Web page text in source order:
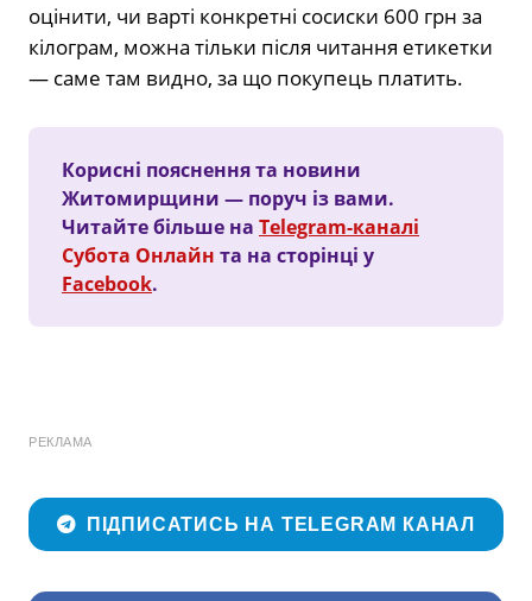
оцінити, чи варті конкретні сосиски 600 грн за
кілограм, можна тільки після читання етикетки
— саме там видно, за що покупець платить.
Корисні пояснення та новини
Житомирщини — поруч із вами.
Читайте більше на Telegram-каналі
Субота Онлайн та на сторінці у
Facebook.
РЕКЛАМА
ПІДПИСАТИСЬ НА TELEGRAM КАНАЛ